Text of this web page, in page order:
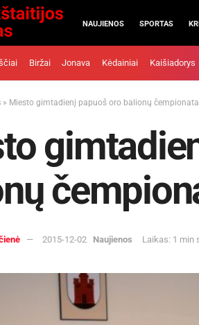
NAUJIENOS SPORTAS
Biržai Jonava Kėdainiai Kaišiadorys
» Miesto gimtadienį papuoš oro balionų
2015-12-02 Naujienos Laikas: 1 min